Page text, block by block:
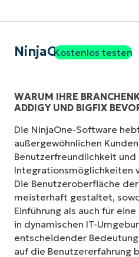
NinjaOneKostenlos testen
WARUM IHRE
ADDIGY UND BIGFIX
Die NinjaOne-Software
außergewöhnlichen
Benutzerfreundlichkeit und
Integrationsmöglichkeiten
Die Benutzeroberfläche
meisterhaft gestaltet,
Einführung als auch für
in dynamischen IT-
entscheidender
auf die Benutzererfahrung